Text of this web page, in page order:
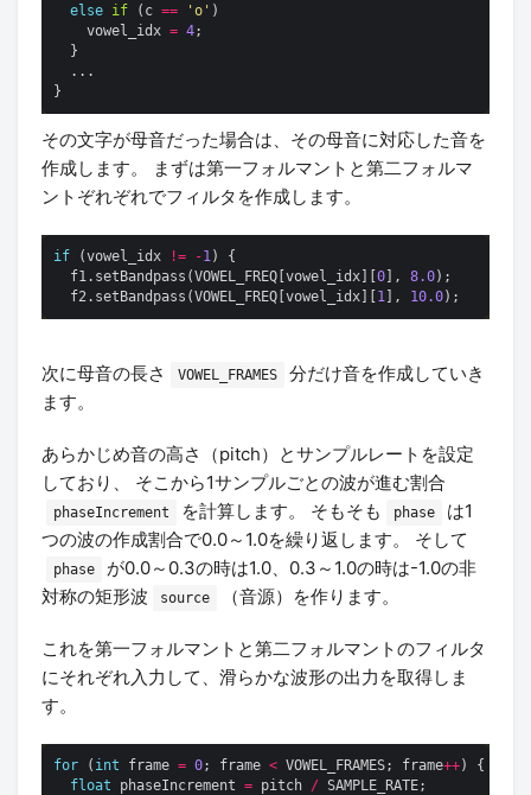
else if (c == 'o'
    vowel_idx
= 4
その文字が母音だった場合は、その母音に対応した音を
作成します。 まずは第一フォルマントと第二フォルマ
ントぞれぞれでフィルタを作成します。
if (vowel_idx != -1
  f1.setBandpass(VOWEL_FREQ[vowel_idx][
0], 8.0
  f2.setBandpass(VOWEL_FREQ[vowel_idx][
1 ], 10.0
次に母音の長さ VOWEL_FRAMES
分だけ音を作成していき
ます。
あらかじめ音の高さ（pitch）とサンプルレートを設定
しており、 そこから1サンプルごとの波が進む割合
phaseIncrement を計算します。 そもそも phase
は1
つの波の作成割合で0.0～1.0を繰り返します。 そして
phase
が0.0～0.3の時は1.0、0.3～1.0の時は-1.0の非
対称の矩形波
source （音源）を作ります。
これを第一フォルマントと第二フォルマントのフィルタ
にそれぞれ入力して、滑らかな波形の出力を取得しま
す。
for ( int frame = 0; frame < VOWEL_FRAMES; frame++
float phaseIncrement = pitch /